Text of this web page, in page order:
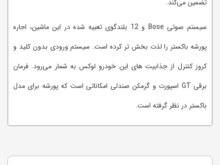
تضمین می‌کند.
سیستم صوتی Bose و 12 بلندگوی تعبیه شده در این ماشین، اجاره
پورشه باکستر را لذت بخش تر کرده است. سیستم ورودی بدون کلید و
کروز کنترل از جذابیت های این خودرو لوکس به شمار می‌رود. فرمان
برقی GT اسپورت و گرمکن صندلی امکاناتی است که پورشه برای مدل
باکستر در نظر گرفته است.